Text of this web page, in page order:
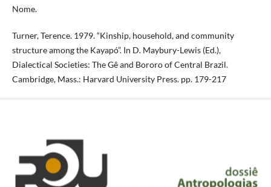
Nome.
Turner, Terence. 1979. “Kinship, household, and community
structure among the Kayapó”. In D. Maybury-Lewis (Ed.),
Dialectical Societies: The Gê and Bororo of Central Brazil.
Cambridge, Mass.: Harvard University Press. pp. 179-217